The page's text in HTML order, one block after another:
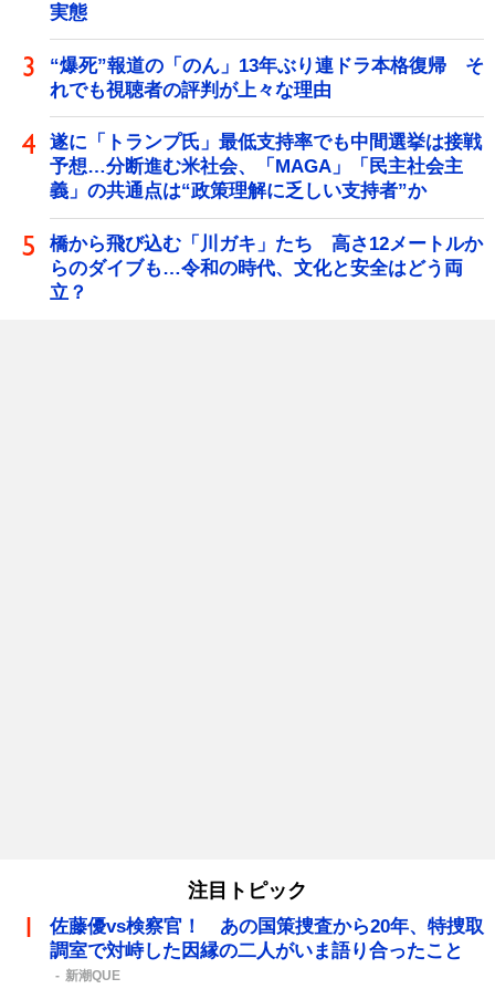
実態
“爆死”報道の「のん」13年ぶり連ドラ本格復帰 そ
れでも視聴者の評判が上々な理由
遂に「トランプ氏」最低支持率でも中間選挙は接戦
予想…分断進む米社会、「MAGA」「民主社会主
義」の共通点は“政策理解に乏しい支持者”か
橋から飛び込む「川ガキ」たち 高さ12メートルか
らのダイブも…令和の時代、文化と安全はどう両
立？
注目トピック
佐藤優vs検察官！ あの国策捜査から20年、特捜取
調室で対峙した因縁の二人がいま語り合ったこと
新潮QUE